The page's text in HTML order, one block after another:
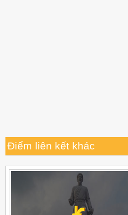
Điểm liên kết khác